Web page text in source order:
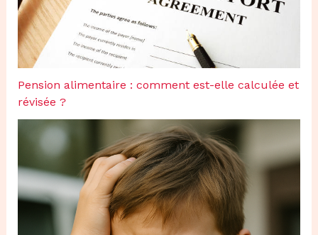
Pension alimentaire : comment est-elle calculée et
révisée ?